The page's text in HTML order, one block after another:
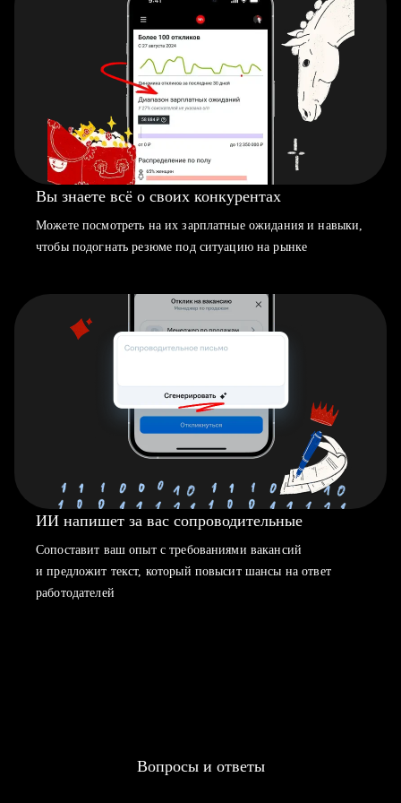
Вы знаете всё о своих конкурентах
Можете посмотреть на их зарплатные ожидания и навыки,
чтобы подогнать резюме под ситуацию на рынке
ИИ напишет за вас сопроводительные
Сопоставит ваш опыт с требованиями вакансий
и предложит текст, который повысит шансы на ответ
работодателей
Вопросы и ответы